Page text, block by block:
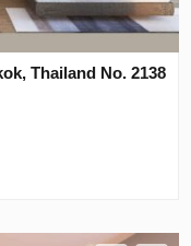
Thailand No. 2138